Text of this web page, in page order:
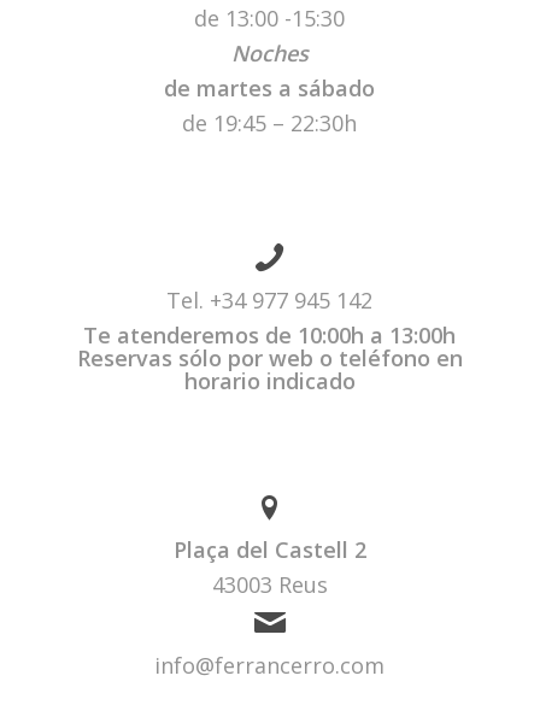
de 13:00 -15:30
Noches
de martes a sábado
de 19:45 – 22:30h
Tel. +34 977 945 142
Te atenderemos de 10:00h a 13:00h
Reservas sólo por web o teléfono en
horario indicado
Plaça del Castell 2
43003 Reus
info@ferrancerro.com